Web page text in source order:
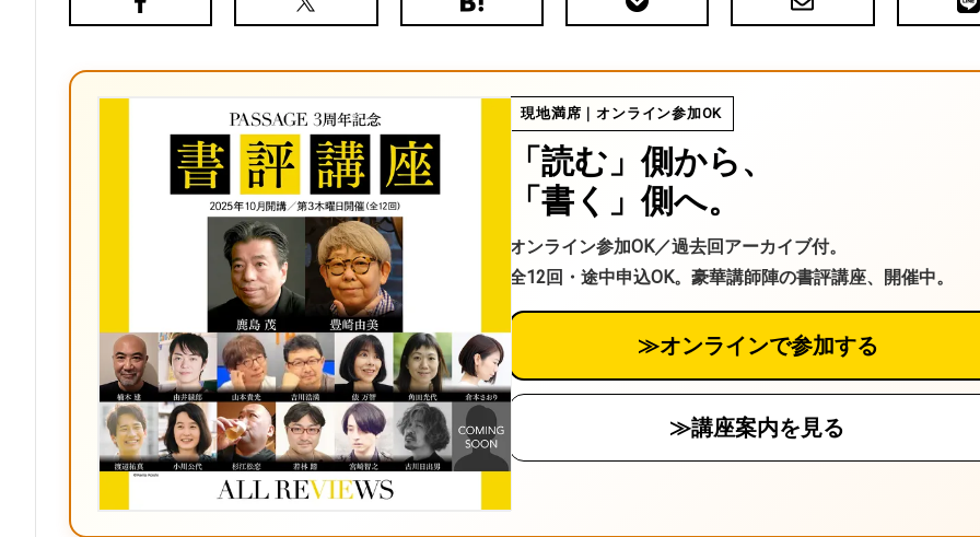
Facebook
X（旧
は
Pocket
メ
現地満席｜オンライン参加OK
「読む」側から、
「書く」側へ。
オンライン参加OK／過去回アーカイブ付。
全12回・途中申込OK。豪華講師陣の書評講座、開催中。
≫オンラインで参加する
≫講座案内を見る